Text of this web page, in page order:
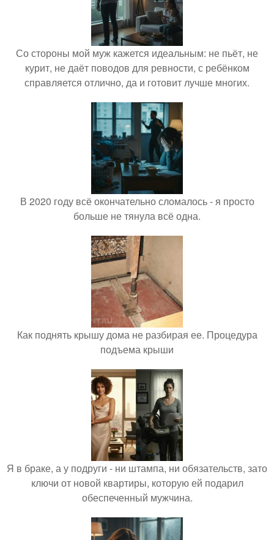
Со стороны мой муж кажется идеальным: не пьёт, не
курит, не даёт поводов для ревности, с ребёнком
справляется отлично, да и готовит лучше многих.
В 2020 году всё окончательно сломалось - я просто
больше не тянула всё одна.
Как поднять крышу дома не разбирая ее. Процедура
подъема крыши
Я в браке, а у подруги - ни штампа, ни обязательств, зато
ключи от новой квартиры, которую ей подарил
обеспеченный мужчина.